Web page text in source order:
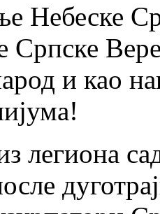
Небеске
Српске
и као
легиона